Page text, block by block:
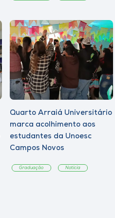
Quarto Arraiá Universitário
marca acolhimento aos
estudantes da Unoesc
Campos Novos
Graduação Notícia